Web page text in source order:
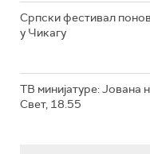
Српски фестивал
у Чикагу
ТВ минијатуре: Јована
Свет, 18.55